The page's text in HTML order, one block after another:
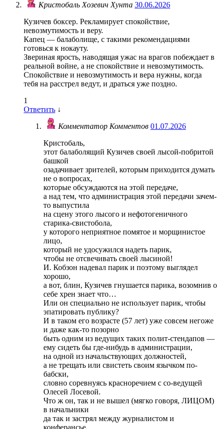
Кристобаль Хозевич Хунта 30.06.2026
Кузичев боксер. Рекламирует спокойствие,
невозмутимость и веру.
Капец — балаболище, с такими рекомендациями
готовься к нокауту.
Звериная ярость, наводящая ужас на врагов побеждает в
реальной войне, а не спокойствие и невозмутимость.
Спокойствие и невозмутимость и вера нужны, когда
тебя на расстрел ведут, и драться уже поздно.
1
Ответить ↓
Комментатор Комментов 01.07.2026
Кристобаль,
этот балаболящий Кузичев своей лысой-побритой
башкой
озадачивает зрителей, которым приходится думать
не о вопросах,
которые обсуждаются на этой передаче,
а над тем, что администрация этой передачи зачем-
то выпустила
на сцену этого лысого и нефотогеничного
старика-свистобола,
у которого неприятное помятое и морщинистое
лицо,
который не удосужился надеть парик,
чтобы не отсвечивать своей лысиной!
И. Кобзон надевал парик и поэтому выглядел
хорошо,
а вот, блин, Кузичев гнушается парика, возомнив о
себе хрен знает что…
Или он специально не использует парик, чтобы
эпатировать публику?
И в таком его возрасте (57 лет) уже совсем негоже
и даже как-то позорно
быть одним из ведущих таких полит-стендапов —
ему сидеть бы где-нибудь в администрации,
на одной из начальствующих должностей,
а не трещать или свистеть своим язычком по-
бабски,
словно соревнуясь красноречием с со-ведущей
Олесей Лосевой.
Что ж он, так и не вышел (мягко говоря, ЛИЦОМ)
в начальники
да так и застрял между журналистом и